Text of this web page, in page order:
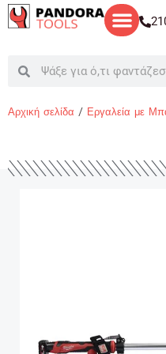
Μετάβαση
στο
SearchSearch
Αρχική σελίδα / Εργαλεία με